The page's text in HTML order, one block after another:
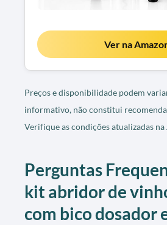
Ver na
Preços e disponibilidade podem
informativo, não constitui
Verifique as condições atualizadas
Perguntas
kit abridor de
com bico dosador